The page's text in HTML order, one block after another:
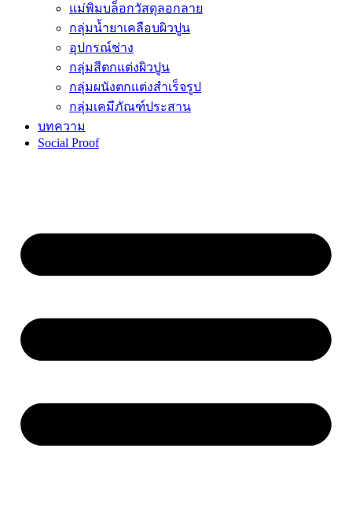
แม่พิมบล็อกวัสดุลอกลาย
กลุ่มน้ำยาเคลือบผิวปูน
อุปกรณ์ช่าง
กลุ่มสีตกแต่งผิวปูน
กลุ่มผนังตกแต่งสำเร็จรูป
กลุ่มเคมีภัณฑ์ประสาน
บทความ
Social Proof